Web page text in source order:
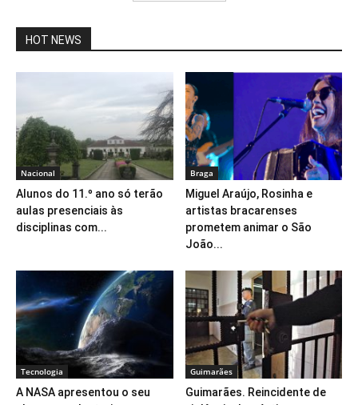
HOT NEWS
Nacional
Alunos do 11.º ano só terão
aulas presenciais às
disciplinas com...
Braga
Miguel Araújo, Rosinha e
artistas bracarenses
prometem animar o São
João...
Tecnologia
A NASA apresentou o seu
Guimarães
Guimarães. Reincidente de